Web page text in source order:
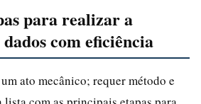
para realizar a
com eficiência
ato mecânico; requer método e